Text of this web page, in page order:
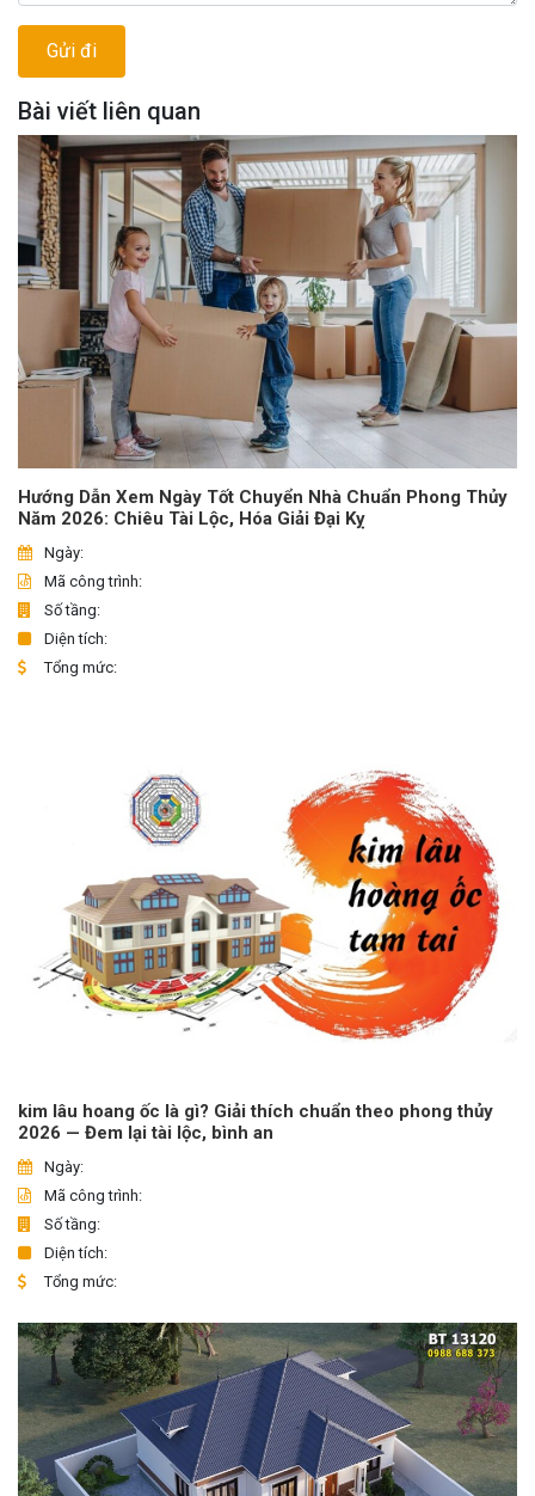
Bài viết liên quan
Hướng Dẫn Xem Ngày Tốt Chuyển Nhà Chuẩn Phong Thủy
Năm 2026: Chiêu Tài Lộc, Hóa Giải Đại Kỵ
Ngày:
Mã công trình:
Số tầng:
Diện tích:
Tổng mức:
kim lâu hoang ốc là gì? Giải thích chuẩn theo phong thủy
2026 — Đem lại tài lộc, bình an
Ngày:
Mã công trình:
Số tầng:
Diện tích:
Tổng mức: